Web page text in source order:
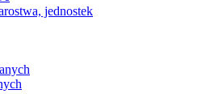
jednostek